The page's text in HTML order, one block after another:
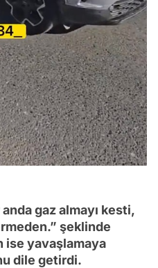
gaz almayı kesti,
şeklinde
ise yavaşlamaya
dile getirdi.